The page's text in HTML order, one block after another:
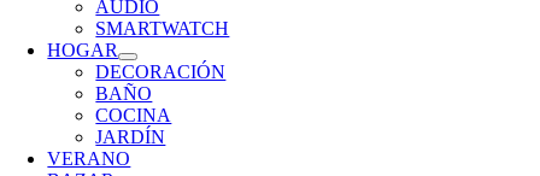
AUDIO
SMARTWATCH
HOGAR
DECORACIÓN
BAÑO
COCINA
JARDÍN
VERANO